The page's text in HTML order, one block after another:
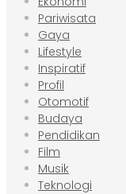
Pariwisata
Gaya
Lifestyle
Inspiratif
Profil
Otomotif
Budaya
Pendidikan
Film
Musik
Teknologi